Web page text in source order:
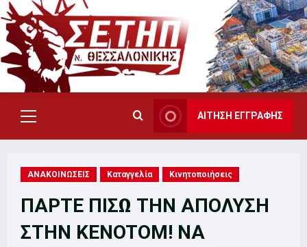
Skip
to
content
Primary
Menu
ΑΙΤΗΣΗ ΕΓΓΡΑΦΗΣ
ΑΝΑΚΟΙΝΩΣΕΙΣ Καταγγελία Κινητοποιήσεις
ΠΑΡΤΕ ΠΙΣΩ ΤΗΝ ΑΠΟΛΥΣΗ
ΣΤΗΝ KENOTOM! ΝΑ